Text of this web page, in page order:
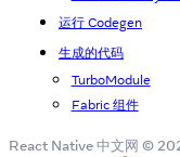
运行 Codegen
生成的代码
TurboModule
Fabric 组件
React Native 中文网 ©